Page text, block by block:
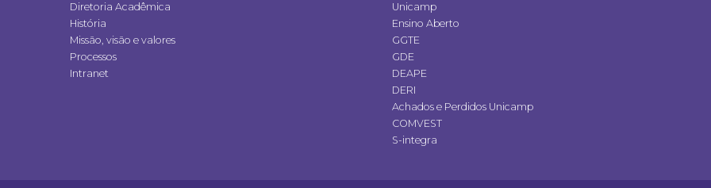
Diretoria Acadêmica
História
Missão, visão e valores
Processos
Intranet
Unicamp
Ensino Aberto
GGTE
GDE
DEAPE
DERI
Achados e Perdidos Unicamp
COMVEST
S-integra